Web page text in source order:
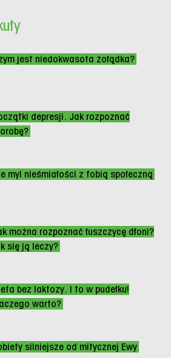
jest niedokwasota żołądka?
depresji. Jak rozpoznać
myl nieśmiałości z fobią społeczną
można rozpoznać łuszczycę dłoni?
się ją leczy?
bez laktozy. I to w pudełku!
warto?
silniejsze od mitycznej Ewy